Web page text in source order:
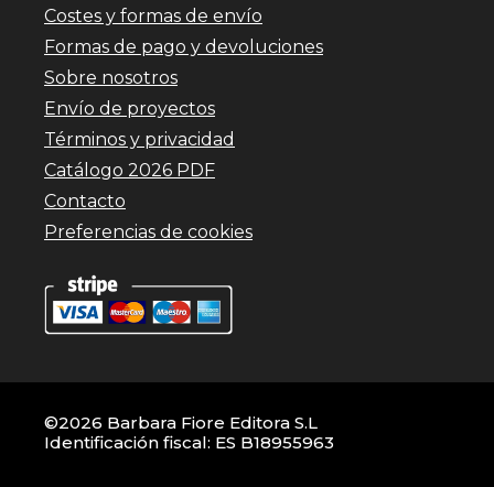
Costes y formas de envío
Formas de pago y devoluciones
Sobre nosotros
Envío de proyectos
Términos y privacidad
Catálogo 2026 PDF
Contacto
Preferencias de cookies
©2026 Barbara Fiore Editora S.L
Identificación fiscal: ES B18955963